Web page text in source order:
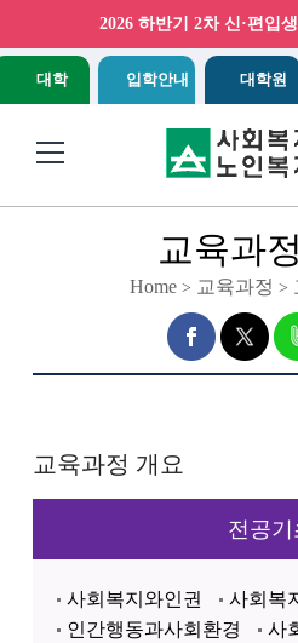
대학 입학안내 대학원
2026 하반기 2차 신·편입
교육과
Home> 교육과정 >
교육과정 개요
전공기
사회복지와인권
사회복
인간행동과사회환경
사